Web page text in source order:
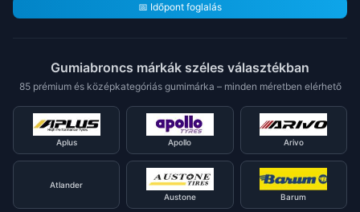
📅 Időpont foglalás
Gumiabroncs márkák széles választékban
85 prémium és középkategóriás gumimárka – minden méretben elérhető
Aplus Apollo Arivo
Atlander
Austone
Barum